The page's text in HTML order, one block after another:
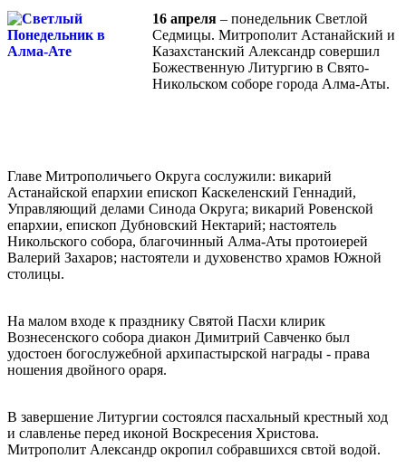
16 апреля – понедельник Светлой
Седмицы. Митрополит Астанайский и
Казахстанский Александр совершил
Божественную Литургию в Свято-
Никольском соборе города Алма-Аты.
Главе Митрополичьего Округа сослужили: викарий
Астанайской епархии епископ Каскеленский Геннадий,
Управляющий делами Синода Округа; викарий Ровенской
епархии, епископ Дубновский Нектарий; настоятель
Никольского собора, благочинный Алма-Аты протоиерей
Валерий Захаров; настоятели и духовенство храмов Южной
столицы.
На малом входе к празднику Святой Пасхи клирик
Вознесенского собора диакон Димитрий Савченко был
удостоен богослужебной архипастырской награды - права
ношения двойного ораря.
В завершение Литургии состоялся пасхальный крестный ход
и славленье перед иконой Воскресения Христова.
Митрополит Александр окропил собравшихся свтой водой.